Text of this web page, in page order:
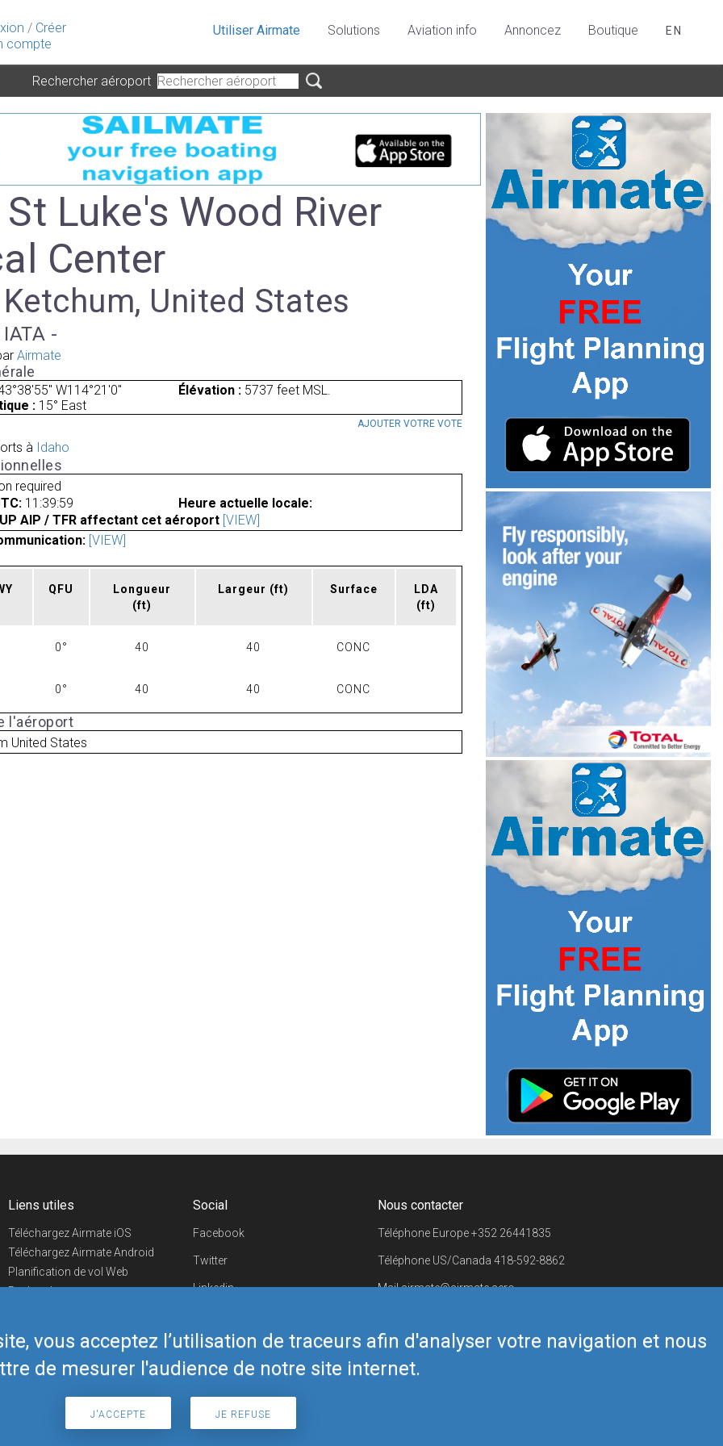
/ Créer
compte
vous acceptez l’utilisation de traceurs afin d'analyser votre navigation et nous
de mesurer l'audience de notre site internet.
J'ACCEPTE JE REFUSE
Utiliser Airmate Solutions Aviation info Annoncez Boutique EN
Rechercher aéroport
St Luke's Wood River
Center
United States
-
Airmate
W114°21'0" Élévation :5737 feet MSL.
: 15° East
AJOUTER VOTRE VOTE
à Idaho
required
11:39:59
Heure actuelle locale:
AIP / TFR affectant cet aéroport [VIEW]
[VIEW]
QFU
Longueur
(ft)
Largeur (ft) Surface
LDA
(ft)
0° 40 40 CONC
0° 40 40 CONC
l'aéroport
United States
Liens utiles
Téléchargez Airmate iOS
Téléchargez Airmate Android
Planification de vol Web
Recherche
Boutique Airmate
Social
Facebook
Twitter
Linkedin
Telegram
Nous contacter
Téléphone Europe+352 26441835
Téléphone US/Canada 418-592-8862
Mailairmate@airmate.aero